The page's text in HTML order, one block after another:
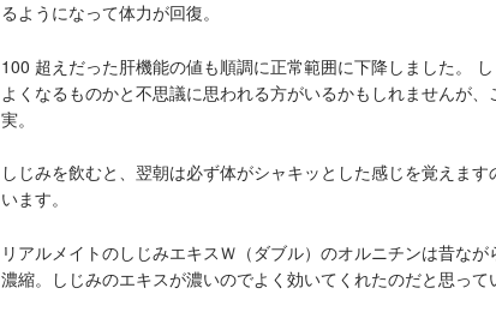
るようになって体力が回復。
100 超えだった肝機能の値も順調に正常範囲に下降しました。
よくなるものかと不思議に思われる方がいるかもしれませんが
実。
しじみを飲むと、翌朝は必ず体がシャキッとした感じを覚えま
います。
リアルメイトのしじみエキスＷ（ダブル）のオルニチンは昔な
濃縮。しじみのエキスが濃いのでよく効いてくれたのだと思って